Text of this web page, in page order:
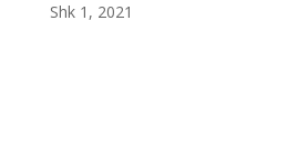
Shk 1, 2021